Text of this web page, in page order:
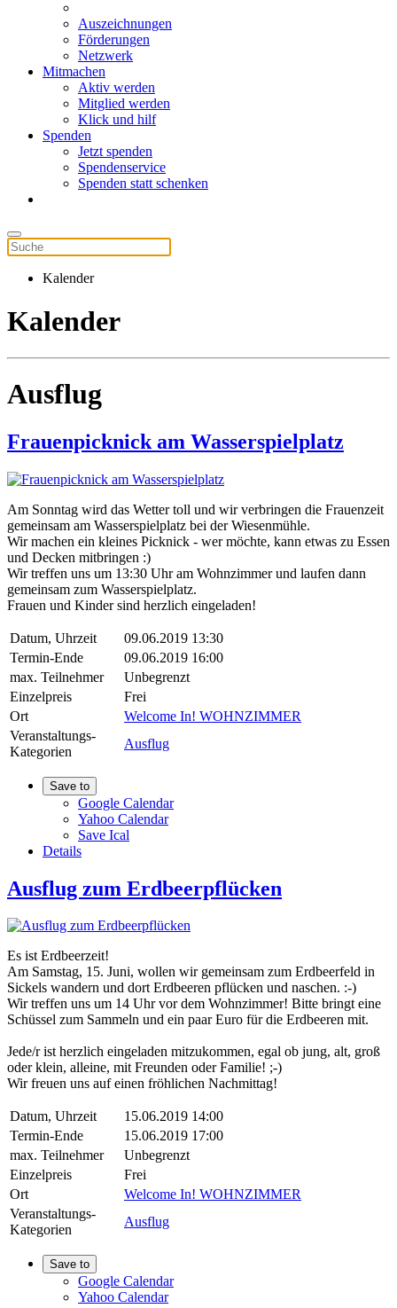
Auszeichnungen
Förderungen
Netzwerk
Mitmachen
Aktiv werden
Mitglied werden
Klick und hilf
Spenden
Jetzt spenden
Spendenservice
Spenden statt schenken
Kalender
Kalender
Ausflug
Frauenpicknick am Wasserspielplatz
Am Sonntag wird das Wetter toll und wir verbringen die Frauenzeit
gemeinsam am Wasserspielplatz bei der Wiesenmühle.
Wir machen ein kleines Picknick - wer möchte, kann etwas zu Essen
und Decken mitbringen :)
Wir treffen uns um 13:30 Uhr am Wohnzimmer und laufen dann
gemeinsam zum Wasserspielplatz.
Frauen und Kinder sind herzlich eingeladen!
Datum, Uhrzeit
09.06.2019 13:30
Termin-Ende
09.06.2019 16:00
max. Teilnehmer
Unbegrenzt
Einzelpreis
Frei
Ort
Welcome In! WOHNZIMMER
Veranstaltungs-
Kategorien
Ausflug
Save to
Google Calendar
Yahoo Calendar
Save Ical
Details
Ausflug zum Erdbeerpflücken
Es ist Erdbeerzeit!
Am Samstag, 15. Juni, wollen wir gemeinsam zum Erdbeerfeld in
Sickels wandern und dort Erdbeeren pflücken und naschen. :-)
Wir treffen uns um 14 Uhr vor dem Wohnzimmer! Bitte bringt eine
Schüssel zum Sammeln und ein paar Euro für die Erdbeeren mit.
Jede/r ist herzlich eingeladen mitzukommen, egal ob jung, alt, groß
oder klein, alleine, mit Freunden oder Familie! ;-)
Wir freuen uns auf einen fröhlichen Nachmittag!
Datum, Uhrzeit
15.06.2019 14:00
Termin-Ende
15.06.2019 17:00
max. Teilnehmer
Unbegrenzt
Einzelpreis
Frei
Ort
Welcome In! WOHNZIMMER
Veranstaltungs-
Kategorien
Ausflug
Save to
Google Calendar
Yahoo Calendar